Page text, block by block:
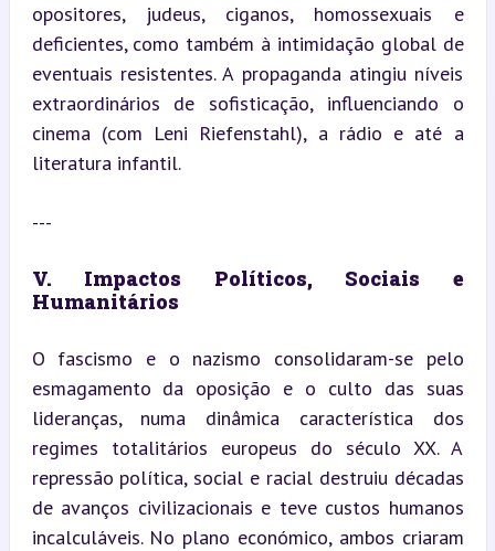
opositores, judeus, ciganos, homossexuais e
deficientes, como também à intimidação global de
eventuais resistentes. A propaganda atingiu níveis
extraordinários de sofisticação, influenciando o
cinema (com Leni Riefenstahl), a rádio e até a
literatura infantil.
---
V. Impactos Políticos, Sociais e
Humanitários
O fascismo e o nazismo consolidaram-se pelo
esmagamento da oposição e o culto das suas
lideranças, numa dinâmica característica dos
regimes totalitários europeus do século XX. A
repressão política, social e racial destruiu décadas
de avanços civilizacionais e teve custos humanos
incalculáveis. No plano económico, ambos criaram